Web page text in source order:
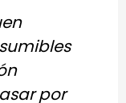
por